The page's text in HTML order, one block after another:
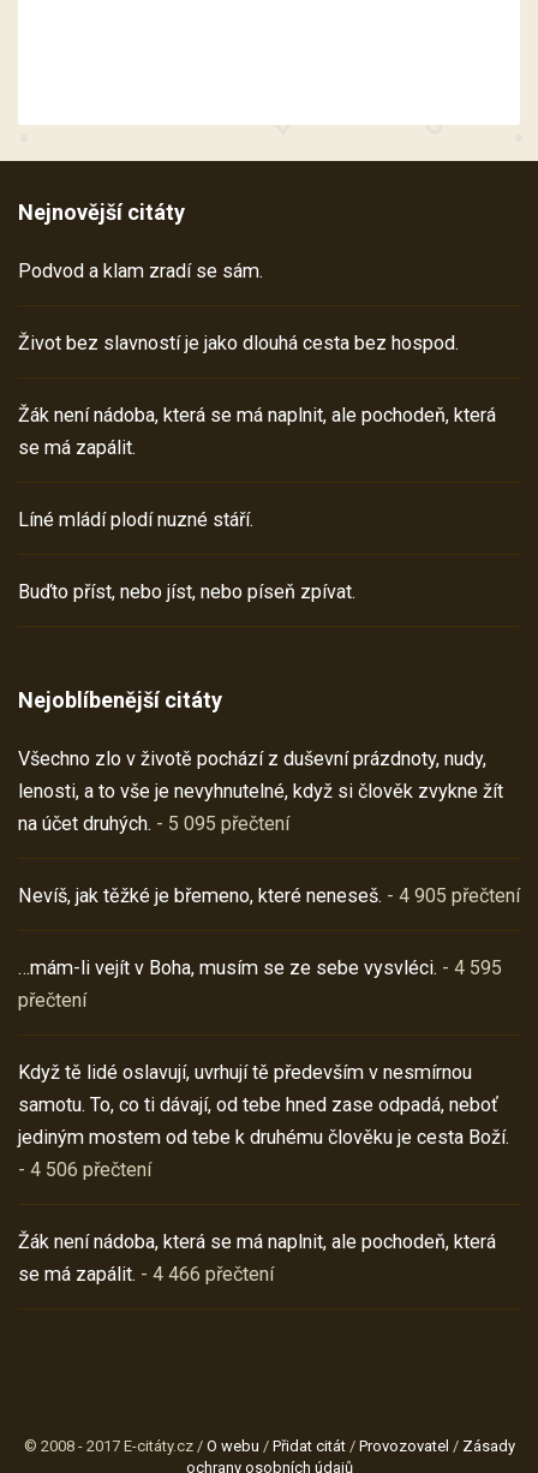
Nejnovější citáty
Podvod a klam zradí se sám.
Život bez slavností je jako dlouhá cesta bez hospod.
Žák není nádoba, která se má naplnit, ale pochodeň, která
se má zapálit.
Líné mládí plodí nuzné stáří.
Buďto příst, nebo jíst, nebo píseň zpívat.
Nejoblíbenější citáty
Všechno zlo v životě pochází z duševní prázdnoty, nudy,
lenosti, a to vše je nevyhnutelné, když si člověk zvykne žít
na účet druhých. - 5 095 přečtení
Nevíš, jak těžké je břemeno, které neneseš. - 4 905 přečtení
…mám-li vejít v Boha, musím se ze sebe vysvléci. - 4 595
přečtení
Když tě lidé oslavují, uvrhují tě především v nesmírnou
samotu. To, co ti dávají, od tebe hned zase odpadá, neboť
jediným mostem od tebe k druhému člověku je cesta Boží.
- 4 506 přečtení
Žák není nádoba, která se má naplnit, ale pochodeň, která
se má zapálit. - 4 466 přečtení
© 2008 - 2017 E-citáty.cz / O webu / Přidat citát/ Provozovatel / Zásady
ochrany osobních údajů